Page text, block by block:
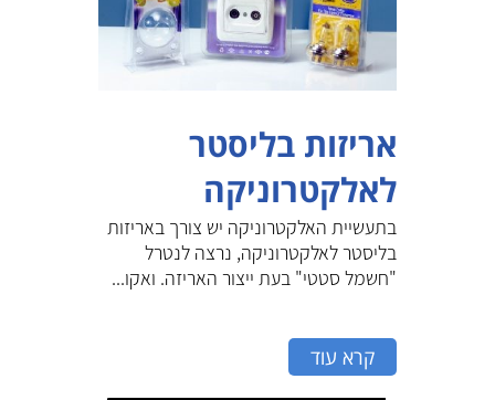
אריזות בליסטר
לאלקטרוניקה
בתעשיית האלקטרוניקה יש צורך באריזות
בליסטר לאלקטרוניקה, נרצה לנטרל
"חשמל סטטי" בעת ייצור האריזה. ואקו...
קרא עוד